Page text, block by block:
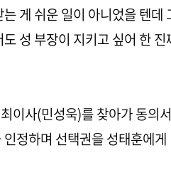
게 쉬운 일이 아니었을 텐데
성 부장이 지키고 싶어 한
이사(민성욱)를 찾아가 동의
정하며 선택권을 성태훈에게